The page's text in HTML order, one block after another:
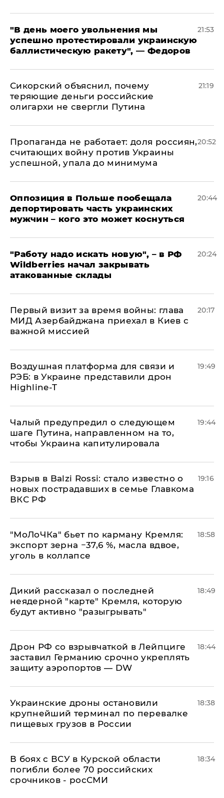
​"В день моего увольнения мы
успешно протестировали украинскую
баллистическую ракету", — Федоров
21:53
Сикорский объяснил, почему
теряющие деньги российские
олигархи не свергли Путина
21:19
​Пропаганда не работает: доля россиян,
считающих войну против Украины
успешной, упала до минимума
20:52
Оппозиция в Польше пообещала
депортировать часть украинских
мужчин – кого это может коснуться
20:44
"Работу надо искать новую", – в РФ
Wildberries начал закрывать
атакованные склады
20:24
Первый визит за время войны: глава
МИД Азербайджана приехал в Киев с
важной миссией
20:17
Воздушная платформа для связи и
РЭБ: в Украине представили дрон
Highline-T
19:49
Чалый предупредил о следующем
шаге Путина, направленном на то,
чтобы Украина капитулировала
19:44
Взрыв в Balzi Rossi: стало известно о
новых пострадавших в семье Главкома
ВКС РФ
19:16
​"МоЛоЧКа" бьет по карману Кремля:
экспорт зерна −37,6 %, масла вдвое,
уголь в коллапсе
18:58
Дикий рассказал о последней
неядерной "карте" Кремля, которую
будут активно "разыгрывать"
18:49
​Дрон РФ со взрывчаткой в Лейпциге
заставил Германию срочно укреплять
защиту аэропортов — DW
18:44
Украинские дроны остановили
крупнейший терминал по перевалке
пищевых грузов в России
18:38
В боях с ВСУ в Курской области
погибли более 70 российских
срочников - росСМИ
18:34